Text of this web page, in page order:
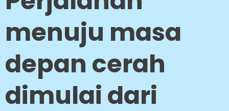
menuju masa
depan cerah
dimulai dari